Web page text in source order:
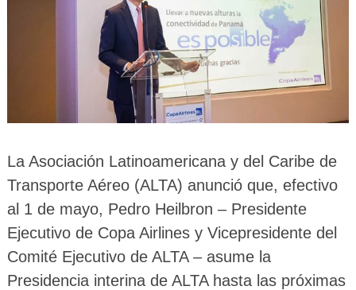
La Asociación Latinoamericana y del Caribe de
Transporte Aéreo (ALTA) anunció que, efectivo
al 1 de mayo, Pedro Heilbron – Presidente
Ejecutivo de Copa Airlines y Vicepresidente del
Comité Ejecutivo de ALTA – asume la
Presidencia interina de ALTA hasta las próximas